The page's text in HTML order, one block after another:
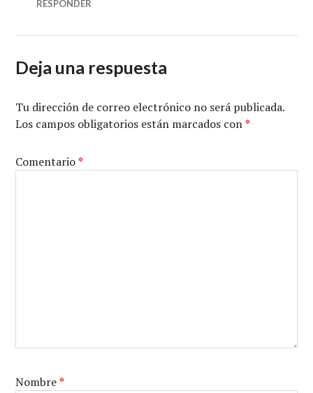
RESPONDER
Deja una respuesta
Tu dirección de correo electrónico no será publicada.
Los campos obligatorios están marcados con*
Comentario*
Nombre*